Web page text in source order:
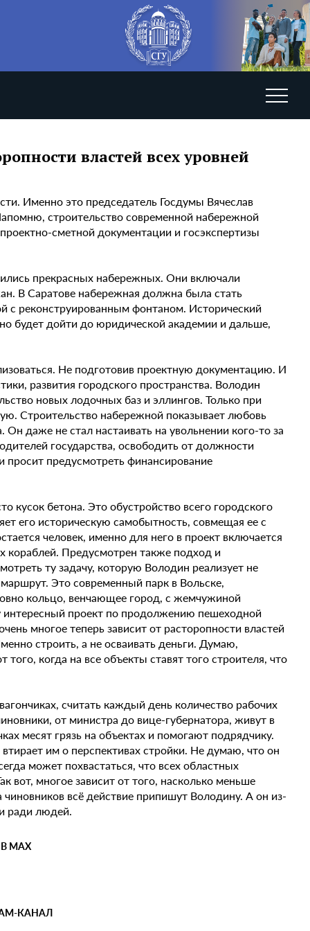
властей всех уровней
Именно это председатель Госдумы Вячеслав
строительство современной набережной
сметной документации и госэкспертизы
прекрасных набережных. Они включали
В Саратове набережная должна была стать
реконструированным фонтаном. Исторический
будет дойти до юридической академии и дальше,
Не подготовив проектную документацию. И
развития городского пространства. Володин
новых лодочных баз и эллингов. Только при
Строительство набережной показывает любовь
даже не стал настаивать на увольнении кого-то за
государства, освободить от должности
просит предусмотреть финансирование
бетона. Это обустройство всего городского
его историческую самобытность, совмещая ее с
человек, именно для него в проект включается
кораблей. Предусмотрен также подход и
ту задачу, которую Володин реализует не
Это современный парк в Вольске,
кольцо, венчающее город, с жемчужиной
интересный проект по продолжению пешеходной
многое теперь зависит от расторопности властей
строить, а не осваивать деньги. Думаю,
когда на все объекты ставят того строителя, что
считать каждый день количество рабочих
от министра до вице-губернатора, живут в
месят грязь на объектах и помогают подрядчику.
им о перспективах стройки. Не думаю, что он
может похвастаться, что всех областных
вот, многое зависит от того, насколько меньше
всё действие припишут Володину. А он из-
ради людей.
MAX
КАНАЛ